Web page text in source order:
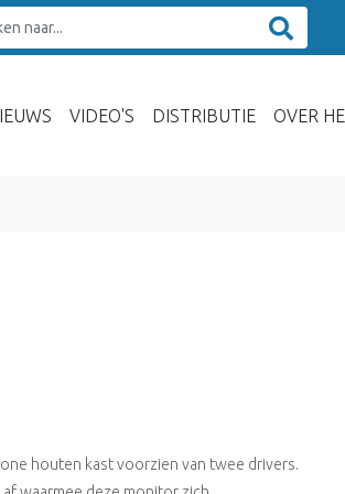
VIDEO'S DISTRIBUTIE OVER
houten kast voorzien van twee drivers.